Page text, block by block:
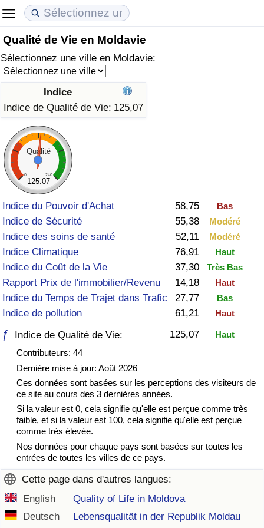
Qualité de Vie en Moldavie
Sélectionnez une ville en Moldavie:
Indice
Indice de Qualité de Vie: 125,07
Qualité
0 240
125.07
Indice du Pouvoir d'Achat 58,75 Bas
Indice de Sécurité 55,38 Modéré
Indice des soins de santé 52,11 Modéré
Indice Climatique 76,91 Haut
Indice du Coût de la Vie 37,30 Très Bas
Rapport Prix de l'immobilier/Revenu 14,18 Haut
Indice du Temps de Trajet dans Trafic 27,77 Bas
Indice de pollution 61,21 Haut
ƒ Indice de Qualité de Vie: 125,07
Haut
Contributeurs: 44
Dernière mise à jour: Août 2026
Ces données sont basées sur les perceptions des visiteurs de
ce site au cours des 3 dernières années.
Si la valeur est 0, cela signifie qu'elle est perçue comme très
faible, et si la valeur est 100, cela signifie qu'elle est perçue
comme très élevée.
Nos données pour chaque pays sont basées sur toutes les
entrées de toutes les villes de ce pays.
Cette page dans d'autres langues:
English
Quality of Life in Moldova
Deutsch
Lebensqualität in der Republik Moldau
Coût de la vie
Indice du Coût de la Vie (Actuel)
Indice du Coût de la Vie
Indice du coût de la vie par pays
à Akaba
Prix de l'immobilier
Indice des Prix de l'immobilier (Actuel)
Indice des Prix de l'immobilier
Indice des Prix de l'immobilier par Pays
Qualité de Vie
Indice de Qualité de Vie
Indice de Qualité de Vie (Actuel)
Indice de qualité de vie par pays
Criminalité
Indice de Criminalité (Actuel)
Indice de Criminalité
Indice de criminalité par pays
Soins de santé
Indice des soins de santé (Actuel)
Indice des soins de santé par Pays
Pollution
Indice de Pollution (Actuel)
Indice de Pollution par Pays